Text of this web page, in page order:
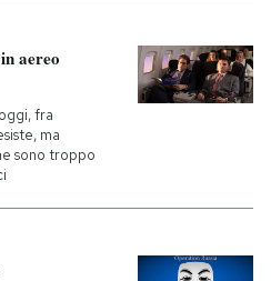
aereo
fra
ma
sono troppo